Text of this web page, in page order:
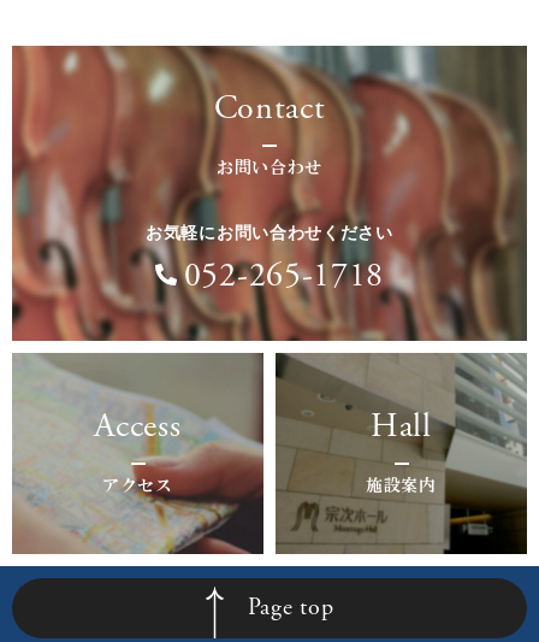
Contact
お問い合わせ
お気軽にお問い合わせください
052-265-1718
Access
アクセス
Hall
施設案内
Page top